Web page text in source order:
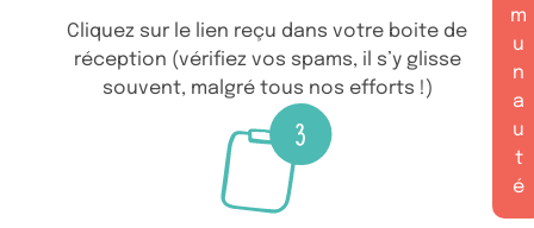
Cliquez sur le lien reçu dans votre boite de
réception (vérifiez vos spams, il s’y glisse
souvent, malgré tous nos efforts !)
m
u
n
a
u
t
é